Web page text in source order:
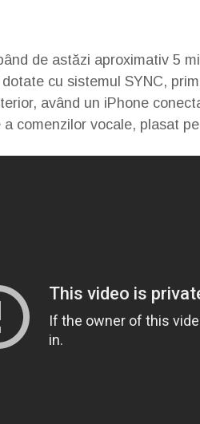
de astăzi aproximativ 5
cu sistemul SYNC,
având un iPhone
a comenzilor vocale, plasat